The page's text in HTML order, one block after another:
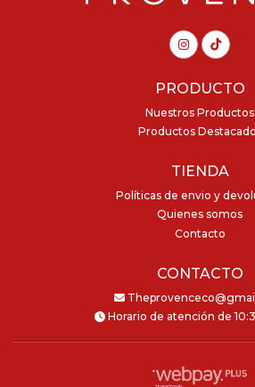
PRODUCTO
Nuestros Productos
Productos
TIENDA
Políticas de envio y
Quienes somos
Contacto
CONTACTO
Horario de atención de